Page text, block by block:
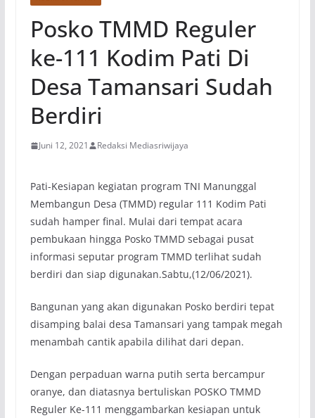
Posko TMMD Reguler
ke-111 Kodim Pati Di
Desa Tamansari Sudah
Berdiri
Juni 12, 2021 Redaksi Mediasriwijaya
Pati-Kesiapan kegiatan program TNI Manunggal
Membangun Desa (TMMD) regular 111 Kodim Pati
sudah hamper final. Mulai dari tempat acara
pembukaan hingga Posko TMMD sebagai pusat
informasi seputar program TMMD terlihat sudah
berdiri dan siap digunakan.Sabtu,(12/06/2021).
Bangunan yang akan digunakan Posko berdiri tepat
disamping balai desa Tamansari yang tampak megah
menambah cantik apabila dilihat dari depan.
Dengan perpaduan warna putih serta bercampur
oranye, dan diatasnya bertuliskan POSKO TMMD
Reguler Ke-111 menggambarkan kesiapan untuk